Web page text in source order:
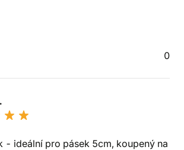
0
- ideální pro pásek 5cm, koupený na